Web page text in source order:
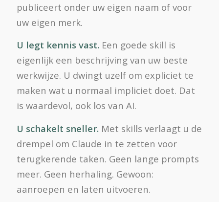
publiceert onder uw eigen naam of voor
uw eigen merk.
U legt kennis vast.Een goede skill is
eigenlijk een beschrijving van uw beste
werkwijze. U dwingt uzelf om expliciet te
maken wat u normaal impliciet doet. Dat
is waardevol, ook los van AI.
U schakelt sneller.Met skills verlaagt u de
drempel om Claude in te zetten voor
terugkerende taken. Geen lange prompts
meer. Geen herhaling. Gewoon:
aanroepen en laten uitvoeren.